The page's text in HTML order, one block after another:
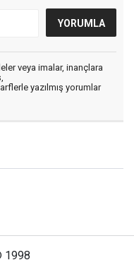
veya imalar, inançlara
yazılmış yorumlar
1998